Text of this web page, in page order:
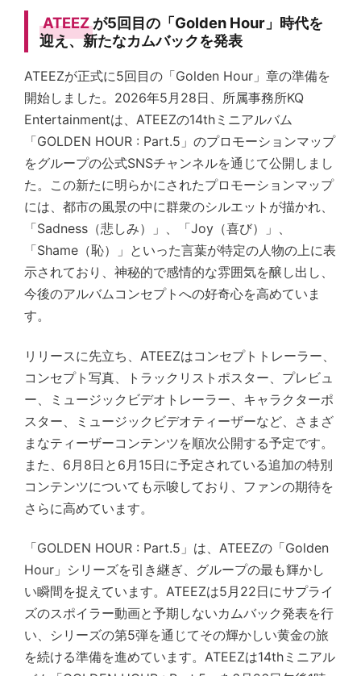
ATEEZ が5回目の「Golden Hour」時代を
迎え、新たなカムバックを発表
ATEEZが正式に5回目の「Golden Hour」章の準備を
開始しました。2026年5月28日、所属事務所KQ
Entertainmentは、ATEEZの14thミニアルバム
「GOLDEN HOUR : Part.5」のプロモーションマップ
をグループの公式SNSチャンネルを通じて公開しまし
た。この新たに明らかにされたプロモーションマップ
には、都市の風景の中に群衆のシルエットが描かれ、
「Sadness（悲しみ）」、「Joy（喜び）」、
「Shame（恥）」といった言葉が特定の人物の上に表
示されており、神秘的で感情的な雰囲気を醸し出し、
今後のアルバムコンセプトへの好奇心を高めていま
す。
リリースに先立ち、ATEEZはコンセプトトレーラー、
コンセプト写真、トラックリストポスター、プレビュ
ー、ミュージックビデオトレーラー、キャラクターポ
スター、ミュージックビデオティーザーなど、さまざ
まなティーザーコンテンツを順次公開する予定です。
また、6月8日と6月15日に予定されている追加の特別
コンテンツについても示唆しており、ファンの期待を
さらに高めています。
「GOLDEN HOUR : Part.5」は、ATEEZの「Golden
Hour」シリーズを引き継ぎ、グループの最も輝かし
い瞬間を捉えています。ATEEZは5月22日にサプライ
ズのスポイラー動画と予期しないカムバック発表を行
い、シリーズの第5弾を通じてその輝かしい黄金の旅
を続ける準備を進めています。ATEEZは14thミニアル